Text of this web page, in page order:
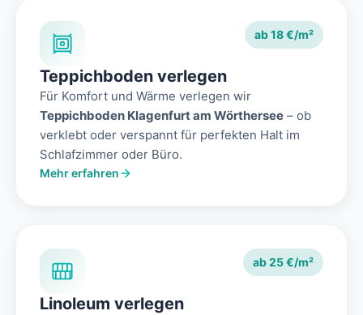
ab 18 €/m²
Teppichboden verlegen
Für Komfort und Wärme verlegen wir
Teppichboden Klagenfurt am Wörthersee – ob
verklebt oder verspannt für perfekten Halt im
Schlafzimmer oder Büro.
Mehr erfahren
ab 25 €/m²
Linoleum verlegen